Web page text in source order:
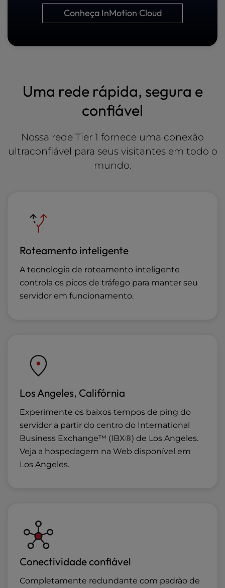
Conheça InMotion Cloud
Uma rede rápida, segura e
confiável
Nossa rede Tier 1 fornece uma conexão
ultraconfiável para seus visitantes em todo o
mundo.
Roteamento inteligente
A tecnologia de roteamento inteligente
controla os picos de tráfego para manter seu
servidor em funcionamento.
Los Angeles, Califórnia
Experimente os baixos tempos de ping do
servidor a partir do centro do International
Business Exchange™ (IBX®) de Los Angeles.
Veja a hospedagem na Web disponível em
Los Angeles.
Conectividade confiável
Completamente redundante com padrão de